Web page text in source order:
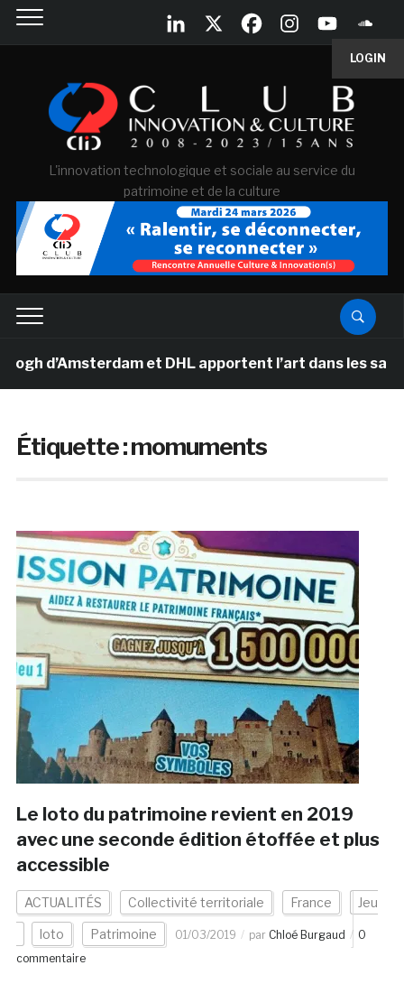
LOGIN
L'innovation technologique et sociale au service du
patrimoine et de la culture
d’Amsterdam et DHL apportent l’art dans les salles
Étiquette :momuments
Le loto du patrimoine revient en 2019
avec une seconde édition étoffée et plus
accessible
ACTUALITÉS Collectivité territoriale France Jeu
loto Patrimoine 01/03/2019 par Chloé Burgaud
0
commentaire